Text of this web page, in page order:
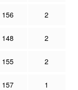
156 2
148 2
155 2
157 1